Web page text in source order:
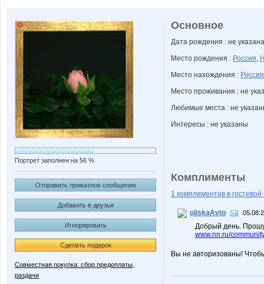
Портрет заполнен на 56 %
Отправить приватное сообщение
Добавить в друзья
Игнорировать
Сделать подарок
Совместная покупка: сбор предоплаты,
раздачи
Основное
Дата рождения : не указана
Место рождения : Россия,
Место нахождения : Россия
Место проживания : не
Любимые места : не
Интересы : не указаны
Комплименты
1 комплиментов в гостевой
oliskaAvto
Добрый день. Прошу
www.nn.ru/
Вы не авторизованы!